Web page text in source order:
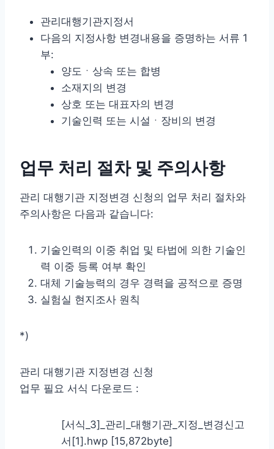
관리대행기관지정서
다음의 지정사항 변경내용을 증명하는 서류 1
부:
양도ㆍ상속 또는 합병
소재지의 변경
상호 또는 대표자의 변경
기술인력 또는 시설ㆍ장비의 변경
업무 처리 절차 및 주의사항
관리 대행기관 지정변경 신청의 업무 처리 절차와
주의사항은 다음과 같습니다:
기술인력의 이중 취업 및 타법에 의한 기술인
력 이중 등록 여부 확인
대체 기술능력의 경우 경력을 공적으로 증명
실험실 현지조사 원칙
*)
관리 대행기관 지정변경 신청
업무 필요 서식 다운로드 :
[서식_3]_관리_대행기관_지정_변경신고
서[1].hwp [15,872byte]